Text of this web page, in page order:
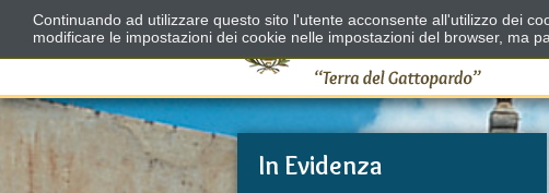
In Evidenza
Continuando ad utilizzare questo sito l'utente acconsente all'utilizzo dei
modificare le impostazioni dei cookie nelle impostazioni del browser, ma